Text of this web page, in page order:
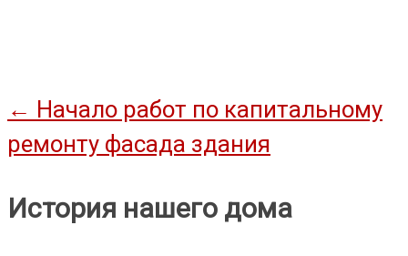
Навигация
по
записям
← Начало работ по капитальному
ремонту фасада здания
История нашего дома